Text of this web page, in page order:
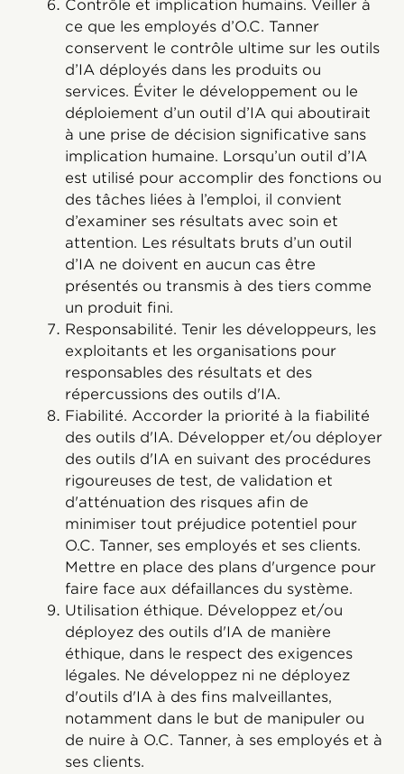
Contrôle et implication humains. Veiller à
ce que les employés d’O.C. Tanner
conservent le contrôle ultime sur les outils
d’IA déployés dans les produits ou
services. Éviter le développement ou le
déploiement d’un outil d’IA qui aboutirait
à une prise de décision significative sans
implication humaine. Lorsqu’un outil d’IA
est utilisé pour accomplir des fonctions ou
des tâches liées à l’emploi, il convient
d’examiner ses résultats avec soin et
attention. Les résultats bruts d’un outil
d’IA ne doivent en aucun cas être
présentés ou transmis à des tiers comme
un produit fini.
Responsabilité. Tenir les développeurs, les
exploitants et les organisations pour
responsables des résultats et des
répercussions des outils d'IA.
Fiabilité. Accorder la priorité à la fiabilité
des outils d'IA. Développer et/ou déployer
des outils d'IA en suivant des procédures
rigoureuses de test, de validation et
d'atténuation des risques afin de
minimiser tout préjudice potentiel pour
O.C. Tanner, ses employés et ses clients.
Mettre en place des plans d'urgence pour
faire face aux défaillances du système.
Utilisation éthique. Développez et/ou
déployez des outils d'IA de manière
éthique, dans le respect des exigences
légales. Ne développez ni ne déployez
d'outils d'IA à des fins malveillantes,
notamment dans le but de manipuler ou
de nuire à O.C. Tanner, à ses employés et à
ses clients.